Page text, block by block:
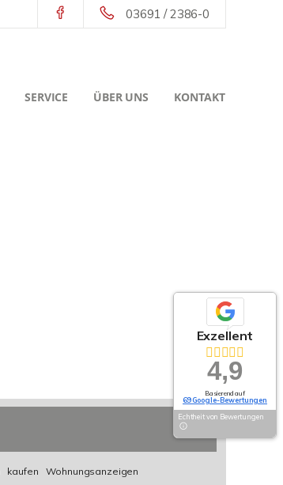
03691 / 2386-0
SERVICE ÜBER UNS KONTAKT
kaufen
Wohnungsanzeigen
Exzellent
4,9
Basierend auf
69 Google-Bewertungen
Echtheit von Bewertungen